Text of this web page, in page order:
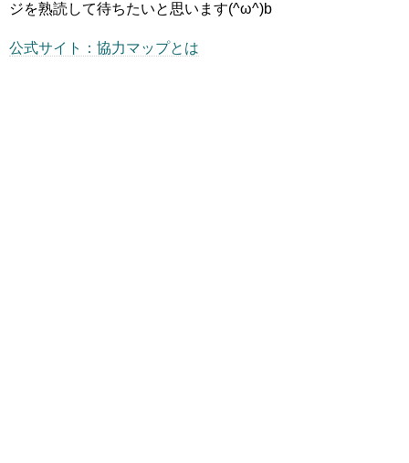
ジを熟読して待ちたいと思います(^ω^)b
公式サイト：協力マップとは